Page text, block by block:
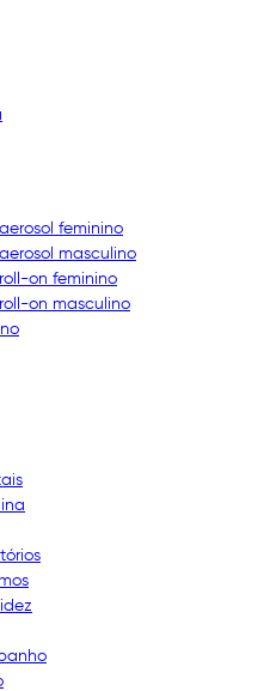
feminino
masculino
on feminino
on masculino